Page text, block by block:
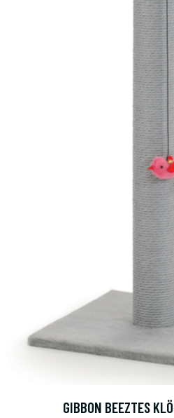
GIBBON BEEZTES